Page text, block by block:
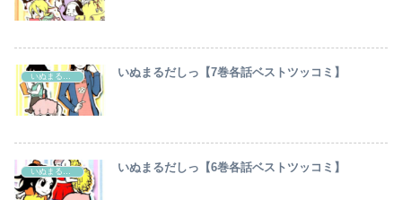
いぬまるだしっ いぬまるだしっ【7巻各話ベストツッコミ】
いぬまるだしっ【6巻各話ベストツッコミ】